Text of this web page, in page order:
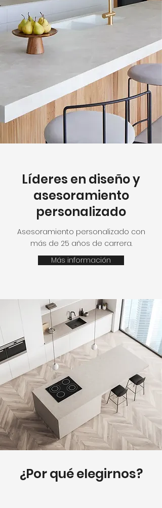
Líderes en diseño y
asesoramiento
personalizado
Asesoramiento personalizado con
más de 25 años de carrera.
Más información
¿Por qué elegirnos?